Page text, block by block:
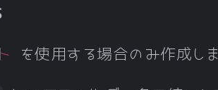
を使用する場合のみ作成し